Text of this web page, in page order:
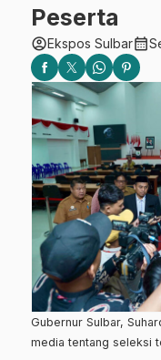
Peserta
account_circleEkspos Sulbarcalendar_month
Gubernur Sulbar,
media tentang seleksi